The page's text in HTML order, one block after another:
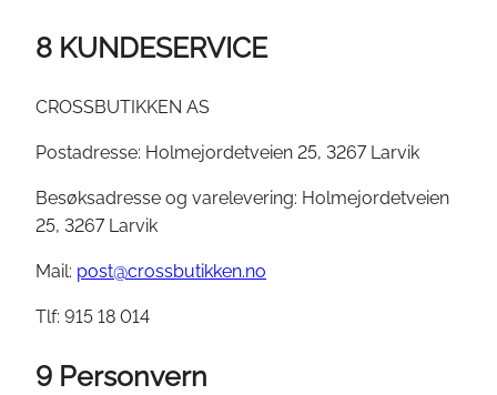
8 KUNDESERVICE
CROSSBUTIKKEN AS
Postadresse: Holmejordetveien 25, 3267 Larvik
Besøksadresse og varelevering: Holmejordetveien
25, 3267 Larvik
Mail: post@crossbutikken.no
Tlf: 915 18 014
9 Personvern